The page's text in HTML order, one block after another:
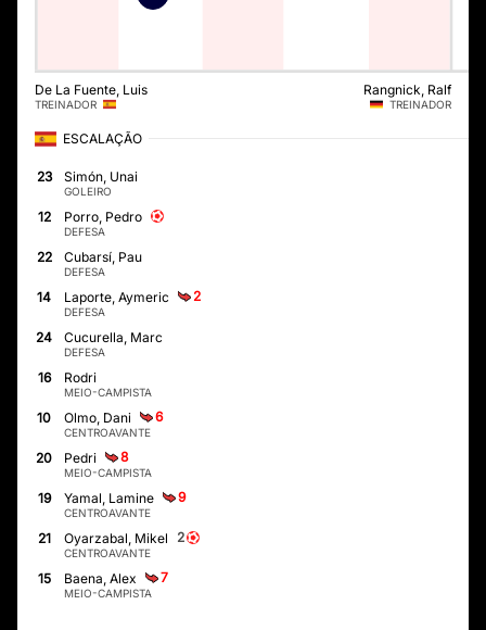
De La Fuente, Luis
TREINADOR
Rangnick, Ralf
TREINADOR
ESCALAÇÃO
23 Simón, Unai
GOLEIRO
12 Porro, Pedro
DEFESA
22 Cubarsí, Pau
DEFESA
14 Laporte, Aymeric 2
DEFESA
24 Cucurella, Marc
DEFESA
16 Rodri
MEIO-CAMPISTA
10 Olmo, Dani 6
CENTROAVANTE
20 Pedri 8
MEIO-CAMPISTA
19 Yamal, Lamine 9
CENTROAVANTE
21 Oyarzabal, Mikel 2
CENTROAVANTE
15 Baena, Alex 7
MEIO-CAMPISTA